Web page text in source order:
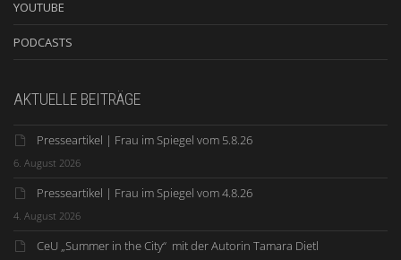
YOUTUBE
PODCASTS
AKTUELLE BEITRÄGE
Presseartikel | Frau im Spiegel vom 5.8.26
6. August 2026
Presseartikel | Frau im Spiegel vom 4.8.26
4. August 2026
CeU „Summer in the City“ mit der Autorin Tamara Dietl